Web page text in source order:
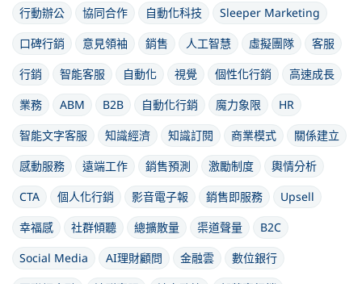
行動辦公
協同合作 自動化科技
Sleeper Marketing
口碑行銷
意見領袖 銷售 人工智慧 虛擬團隊
客服
行銷
智能客服 自動化 視覺 個性化行銷
高速成長
業務
ABM B2B 自動化行銷 魔力象限
HR
智能文字客服
知識經濟 知識訂閱 商業模式
關係建立
感動服務
遠端工作 銷售預測 激勵制度
輿情分析
CTA
個人化行銷 影音電子報 銷售即服務
Upsell
幸福感
社群傾聽 總擴散量 渠道聲量
B2C
Social Media
AI理財顧問 金融雲
數位銀行